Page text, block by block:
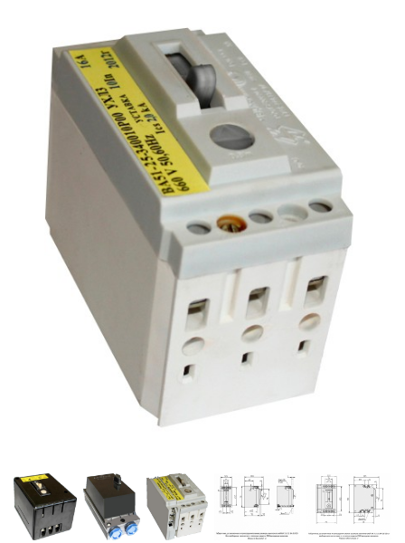
диэлектрические
Стремянки с
Стремянки с
опорой
Ширмы
РЗА (шторы)
Штендеры
Щиты
диэлектрические